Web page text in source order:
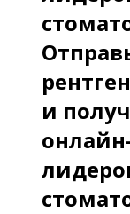
и